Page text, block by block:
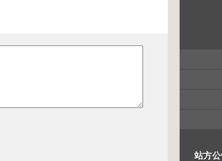
站方